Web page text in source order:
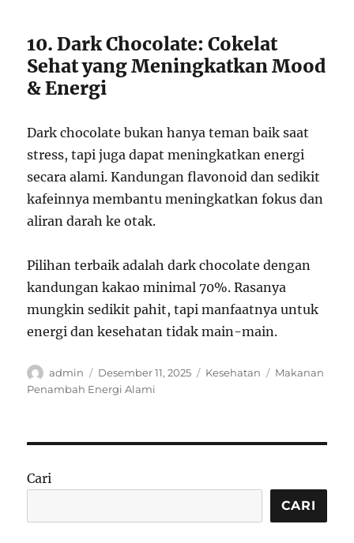
10. Dark Chocolate: Cokelat
Sehat yang Meningkatkan Mood
& Energi
Dark chocolate bukan hanya teman baik saat
stress, tapi juga dapat meningkatkan energi
secara alami. Kandungan flavonoid dan sedikit
kafeinnya membantu meningkatkan fokus dan
aliran darah ke otak.
Pilihan terbaik adalah dark chocolate dengan
kandungan kakao minimal 70%. Rasanya
mungkin sedikit pahit, tapi manfaatnya untuk
energi dan kesehatan tidak main-main.
Author
admin
Posted
on
Desember 11, 2025 Categories
Kesehatan Tags
Makanan
Penambah Energi Alami
Cari
CARI